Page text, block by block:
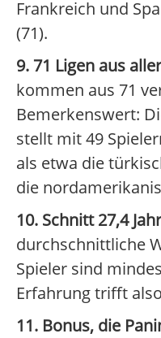
Frankreich und
(71).
9. 71 Ligen aus
kommen aus 71
Bemerkenswert:
stellt mit 49
als etwa die
die
10. Schnitt 27,4
durchschnittliche
Spieler sind
Erfahrung trifft
11. Bonus, die